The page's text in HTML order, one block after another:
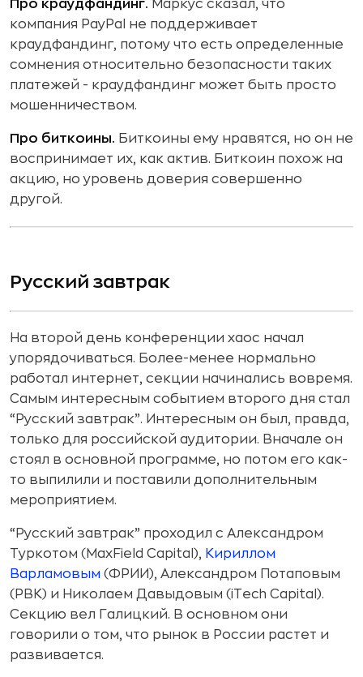
Про краудфандинг. Маркус сказал, что
компания PayPal не поддерживает
краудфандинг, потому что есть определенные
сомнения относительно безопасности таких
платежей - краудфандинг может быть просто
мошенничеством.
Про биткоины. Биткоины ему нравятся, но он не
воспринимает их, как актив. Биткоин похож на
акцию, но уровень доверия совершенно
другой.
Русский завтрак
На второй день конференции хаос начал
упорядочиваться. Более-менее нормально
работал интернет, секции начинались вовремя.
Самым интересным событием второго дня стал
“Русский завтрак”. Интересным он был, правда,
только для российской аудитории. Вначале он
стоял в основной программе, но потом его как-
то выпилили и поставили дополнительным
мероприятием.
“Русский завтрак” проходил с Александром
Туркотом (MaxField Capital), Кириллом
Варламовым (ФРИИ), Александром Потаповым
(РВК) и Николаем Давыдовым (iTech Capital).
Секцию вел Галицкий. В основном они
говорили о том, что рынок в России растет и
развивается.